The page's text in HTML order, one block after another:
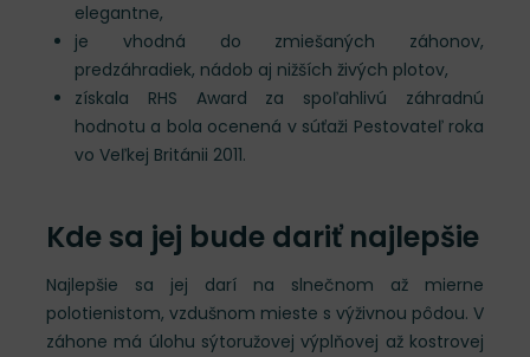
elegantne,
je vhodná do zmiešaných záhonov,
predzáhradiek, nádob aj nižších živých plotov,
získala RHS Award za spoľahlivú záhradnú
hodnotu a bola ocenená v súťaži Pestovateľ roka
vo Veľkej Británii 2011.
Kde sa jej bude dariť najlepšie
Najlepšie sa jej darí na slnečnom až mierne
polotienistom, vzdušnom mieste s výživnou pôdou. V
záhone má úlohu sýtoružovej výplňovej až kostrovej